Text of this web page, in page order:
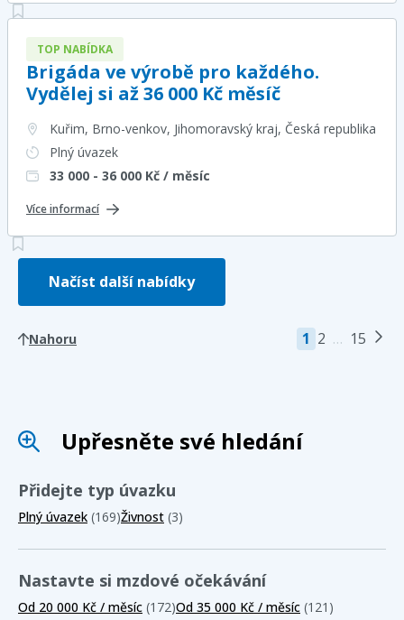
TOP NABÍDKA
Brigáda ve výrobě pro každého.
Vydělej si až 36 000 Kč měsíč
Kuřim, Brno-venkov, Jihomoravský kraj, Česká republika
Plný úvazek
33 000 - 36 000 Kč / měsíc
Více informací
Načíst další nabídky
1 2 … 15
Nahoru
Upřesněte své hledání
Přidejte typ úvazku
Plný úvazek (169)Živnost (3)
Nastavte si mzdové očekávání
Od 20 000 Kč / měsíc (172)Od 35 000 Kč / měsíc (121)